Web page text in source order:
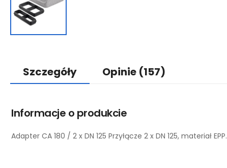
Szczegóły Opinie (157)
Informacje o produkcie
Adapter CA 180 / 2 x DN 125 Przyłącze 2 x DN 125, materiał EPP.